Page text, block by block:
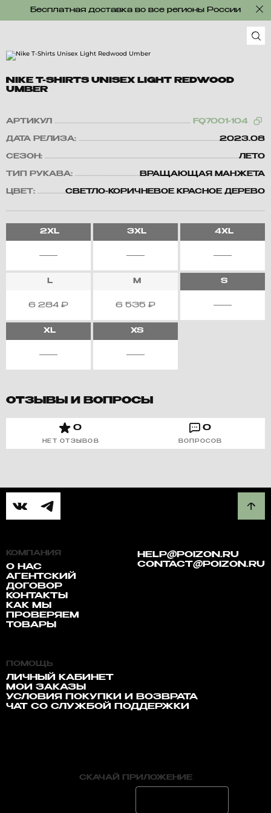
Бесплатная доставка во все регионы России
NIKE T-SHIRTS UNISEX LIGHT REDWOOD
UMBER
АРТИКУЛ FQ7001-104
ДАТА РЕЛИЗА: 2023.08
СЕЗОН: ЛЕТО
ТИП РУКАВА: ВРАЩАЮЩАЯ МАНЖЕТА
ЦВЕТ: СВЕТЛО-КОРИЧНЕВОЕ КРАСНОЕ ДЕРЕВО
2XL 3XL 4XL
L
6 284 ₽
M
6 535 ₽
S
XL XS
ОТЗЫВЫ И ВОПРОСЫ
0
НЕТ ОТЗЫВОВ
0
ВОПРОСОВ
КОМПАНИЯ
О НАС
АГЕНТСКИЙ
ДОГОВОР
КОНТАКТЫ
КАК МЫ
ПРОВЕРЯЕМ
ТОВАРЫ
HELP@POIZON.RU
CONTACT@POIZON.RU
ПОМОЩЬ
ЛИЧНЫЙ КАБИНЕТ
МОИ ЗАКАЗЫ
УСЛОВИЯ ПОКУПКИ И ВОЗВРАТА
ЧАТ СО СЛУЖБОЙ ПОДДЕРЖКИ
СКАЧАЙ ПРИЛОЖЕНИЕ